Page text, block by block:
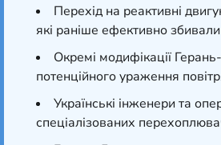
Перехід на реактивні
які раніше ефективно
Окремі модифікації
потенційного ураження
Українські інженери та
спеціалізованих